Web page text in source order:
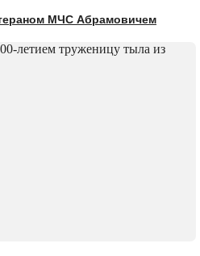
МЧС Абрамовичем